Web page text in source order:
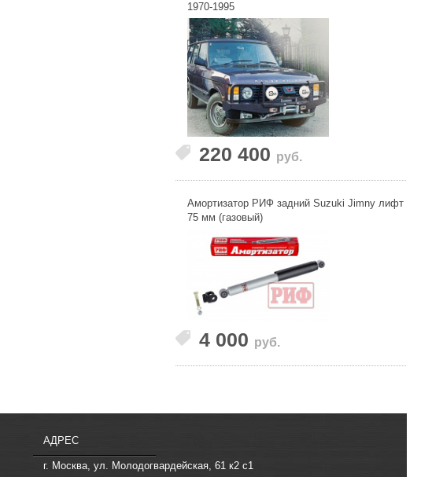
1970-1995
220 400 руб.
Амортизатор РИФ задний Suzuki Jimny лифт
75 мм (газовый)
4 000 руб.
АДРЕС
г. Москва, ул. Молодогвардейская, 61 к2 с1